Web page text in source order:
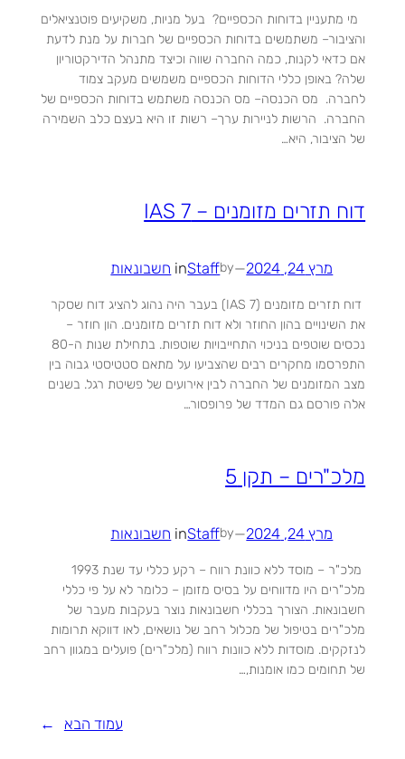
מי מתעניין בדוחות הכספיים? בעל מניות, משקיעים פוטנציאלים
והציבור– משתמשים בדוחות הכספיים של חברות על מנת לדעת
אם כדאי לקנות, כמה החברה שווה וכיצד מתנהל הדירקטוריון
שלה? באופן כללי הדוחות הכספיים משמשים מעקב צמוד
לחברה. מס הכנסה– מס הכנסה משתמש בדוחות הכספיים של
החברה. הרשות לניירות ערך– רשות זו היא בעצם כלב השמירה
של הציבור, היא…
דוח תזרים מזומנים – IAS 7
מרץ 24, 2024 —
by
Staff
in חשבונאות
דוח תזרים מזומנים (IAS 7) בעבר היה נהוג להציג דוח שסקר
את השינויים בהון החוזר ולא דוח תזרים מזומנים. הון חוזר –
נכסים שוטפים בניכוי התחייבויות שוטפות. בתחילת שנות ה-80
התפרסמו מחקרים רבים שהצביעו על מתאם סטטיסטי גבוה בין
מצב המזומנים של החברה לבין אירועים של פשיטת רגל. בשנים
אלה פורסם גם המדד של פרופסור…
מלכ"רים – תקן 5
מרץ 24, 2024 —
by
Staff
in חשבונאות
מלכ"ר – מוסד ללא כוונת רווח – רקע כללי עד שנת 1993
מלכ"רים היו מדווחים על בסיס מזומן – כלומר לא על פי כללי
חשבונאות. הצורך בכללי חשבונאות נוצר בעקבות מעבר של
מלכ"רים בטיפול של מכלול רחב של נושאים, לאו דווקא תרומות
לנזקקים. מוסדות ללא כוונות רווח (מלכ"רים) פועלים במגוון רחב
של תחומים כמו אומנות,…
עמוד הבא →